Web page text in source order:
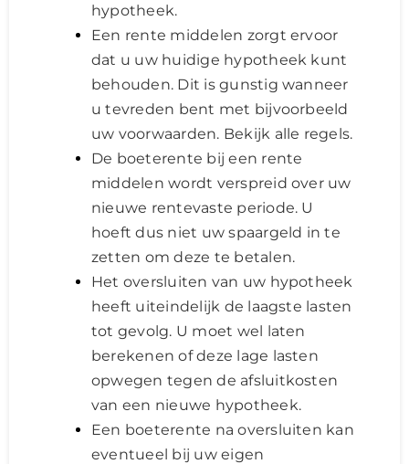
hypotheek.
Een rente middelen zorgt ervoor
dat u uw huidige hypotheek kunt
behouden. Dit is gunstig wanneer
u tevreden bent met bijvoorbeeld
uw voorwaarden. Bekijk alle regels.
De boeterente bij een rente
middelen wordt verspreid over uw
nieuwe rentevaste periode. U
hoeft dus niet uw spaargeld in te
zetten om deze te betalen.
Het oversluiten van uw hypotheek
heeft uiteindelijk de laagste lasten
tot gevolg. U moet wel laten
berekenen of deze lage lasten
opwegen tegen de afsluitkosten
van een nieuwe hypotheek.
Een boeterente na oversluiten kan
eventueel bij uw eigen